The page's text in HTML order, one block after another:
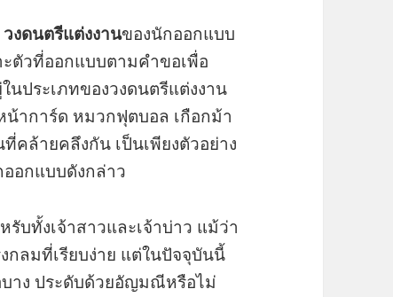
วงดนตรีแต่งงานของนักออกแบบ
ตัวที่ออกแบบตามคำขอเพื่อ
ประเภทของวงดนตรีแต่งงาน
น้าการ์ด หมวกฟุตบอล เกือกม้า
ล้ายคลึงกัน เป็นเพียงตัวอย่าง
ออกแบบดังกล่าว
บทั้งเจ้าสาวและเจ้าบ่าว แม้ว่า
กลมที่เรียบง่าย แต่ในปัจจุบันนี้
บาง ประดับด้วยอัญมณีหรือไม่